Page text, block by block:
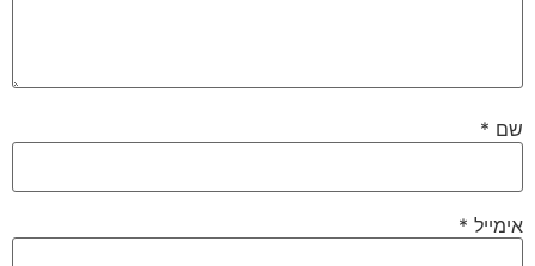
שם *
אימייל *